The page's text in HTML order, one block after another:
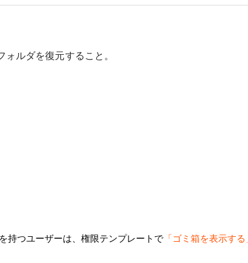
ルダを復元すること。
持つユーザーは、権限テンプレートで 「ゴミ箱を表示す